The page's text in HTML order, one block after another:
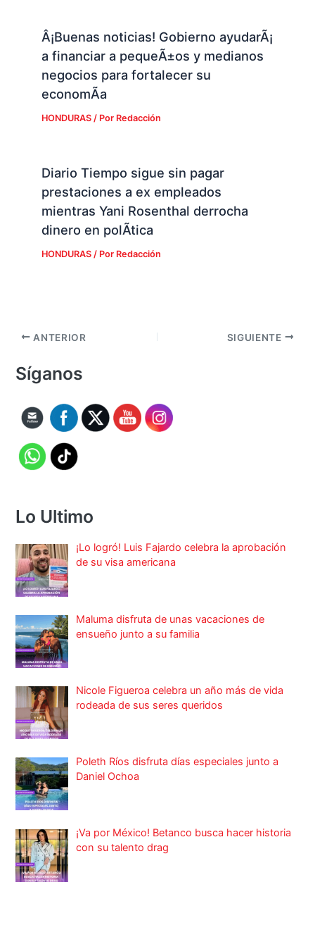
Â¡Buenas noticias! Gobierno ayudarÃ¡
a financiar a pequeÃ±os y medianos
negocios para fortalecer su
economÃ­a
HONDURAS/ Por Redacción
Diario Tiempo sigue sin pagar
prestaciones a ex empleados
mientras Yani Rosenthal derrocha
dinero en polÃ­tica
HONDURAS/ Por Redacción
ANTERIOR SIGUIENTE
Síganos
Lo Ultimo
¡Lo logró! Luis Fajardo celebra la aprobación
de su visa americana
Maluma disfruta de unas vacaciones de
ensueño junto a su familia
Nicole Figueroa celebra un año más de vida
rodeada de sus seres queridos
Poleth Ríos disfruta días especiales junto a
Daniel Ochoa
¡Va por México! Betanco busca hacer historia
con su talento drag